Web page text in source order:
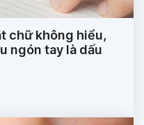
chữ không hiểu,
ngón tay là dấu